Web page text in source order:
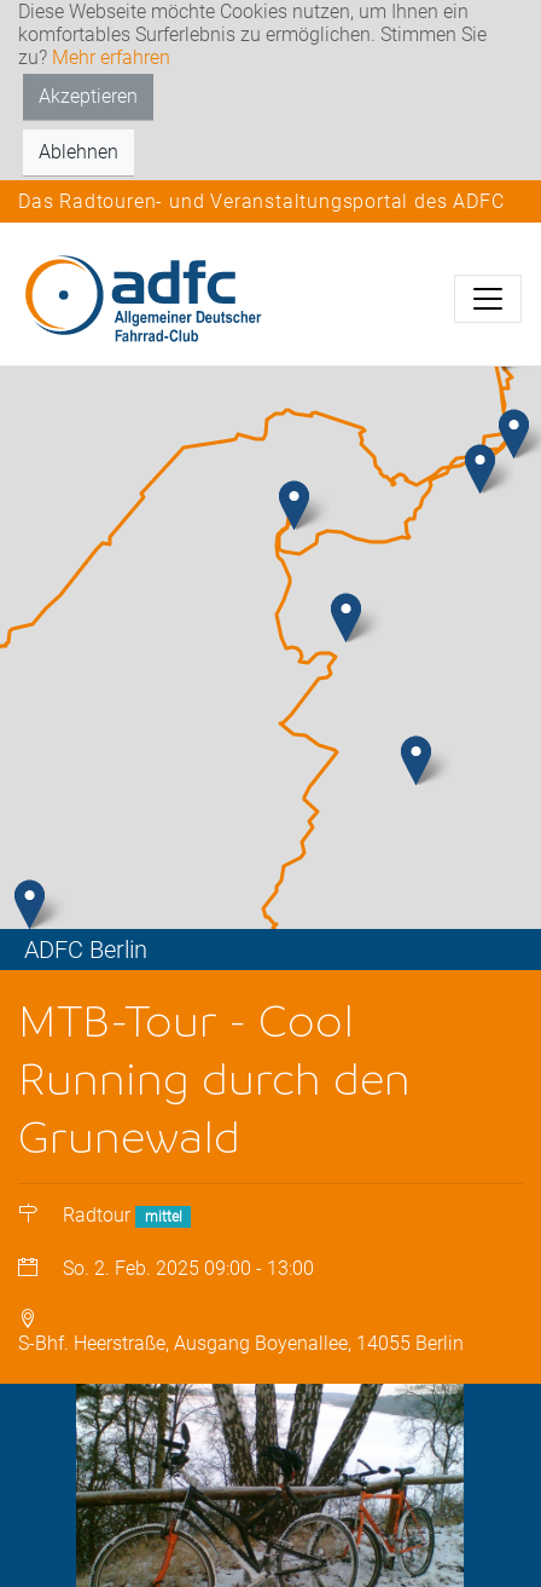
Diese Webseite möchte Cookies nutzen, um Ihnen ein
komfortables Surferlebnis zu ermöglichen. Stimmen Sie
zu? Mehr erfahren
Akzeptieren
Ablehnen
Das Radtouren- und Veranstaltungsportal des ADFC
ADFC Berlin
MTB-Tour - Cool
Running durch den
Grunewald
Radtour mittel
So. 2. Feb. 2025 09:00 - 13:00
S-Bhf. Heerstraße, Ausgang Boyenallee, 14055 Berlin